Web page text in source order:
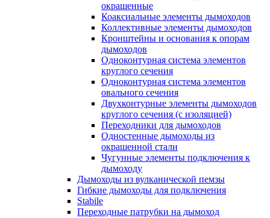
окрашенные
Коаксиальные элементы дымоходов
Коллективные элементы дымоходов
Кронштейны и основания к опорам
дымоходов
Одноконтурная система элементов
круглого сечения
Одноконтурная система элементов
овального сечения
Двухконтурные элементы дымоходов
круглого сечения (с изоляцией)
Переходники для дымоходов
Одностенные дымоходы из
окрашенной стали
Чугунные элементы подключения к
дымоходу
Дымоходы из вулканической пемзы
Гибкие дымоходы для подключения
Stabile
Переходные патрубки на дымоход